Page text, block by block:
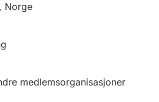
, Norge
medlemsorganisasjoner